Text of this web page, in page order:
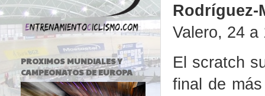
Rodríguez-
Valero, 24 a
El scratch
final de
PROXIMOS MUNDIALES Y
CAMPEONATOS DE EUROPA